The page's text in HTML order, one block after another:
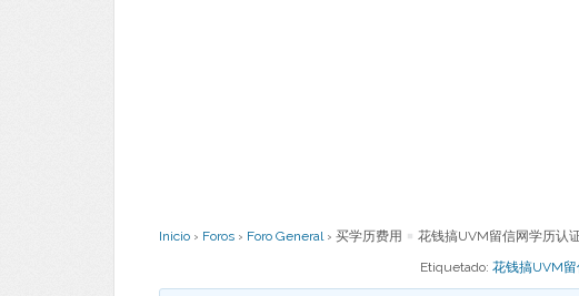
Inicio › Foros › Foro General › 买学历费用
花钱搞UVM留信网学历认
Etiquetado: 花钱搞UVM